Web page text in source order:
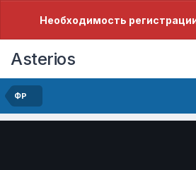
Необходимость
Asterios
ФР